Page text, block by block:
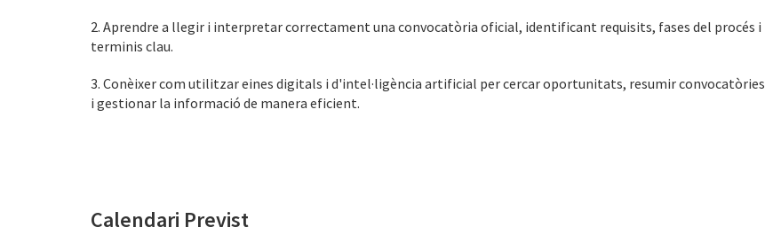
2. Aprendre a llegir i interpretar correctament una convocatòria oficial, identificant requisits, fases del procés i
terminis clau.
3. Conèixer com utilitzar eines digitals i d'intel·ligència artificial per cercar oportunitats, resumir convocatòries
i gestionar la informació de manera eficient.
Calendari Previst